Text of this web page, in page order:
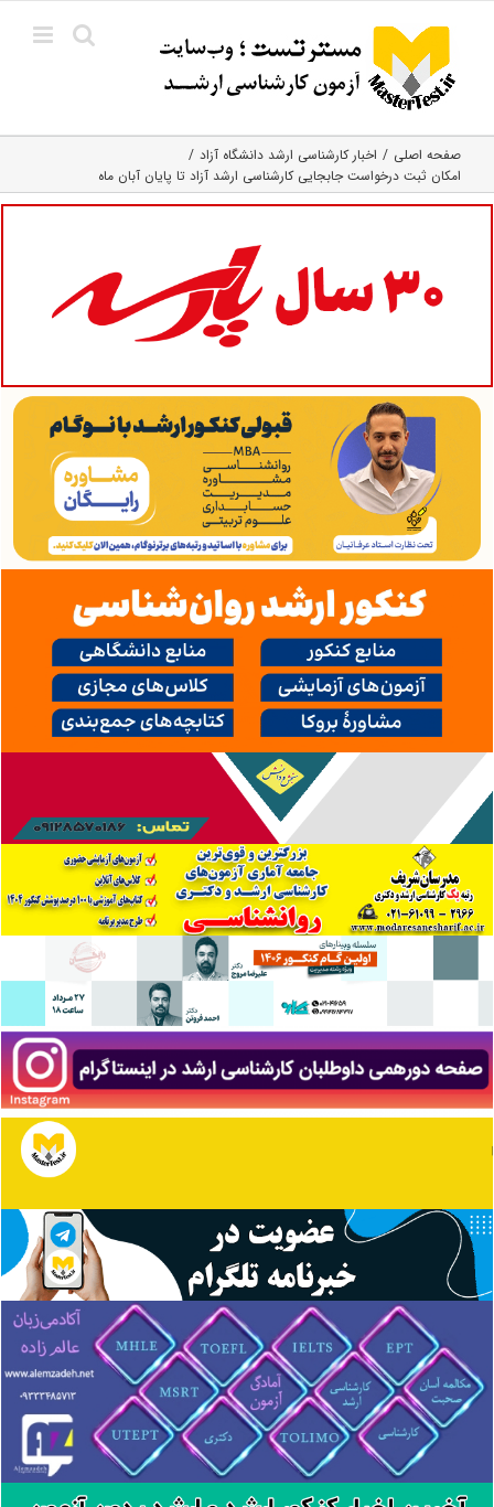
content
صفحه اصلی
اخبار کارشناسی ارشد دانشگاه آزاد
امکان ثبت درخواست جابجایی کارشناسی ارشد آزاد تا پایان آبان ماه